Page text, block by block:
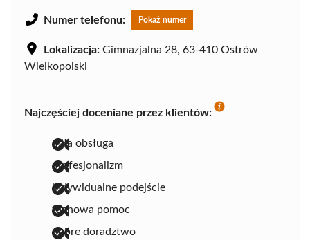
Numer telefonu: Pokaż numer
Lokalizacja: Gimnazjalna 28, 63-410 Ostrów
Wielkopolski
Najczęściej doceniane przez klientów:
miła obsługa
profesjonalizm
indywidualne podejście
fachowa pomoc
dobre doradztwo